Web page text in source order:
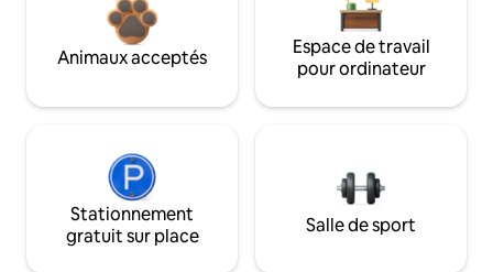
Animaux acceptés
Espace de travail
pour ordinateur
Stationnement
gratuit sur place
Salle de sport